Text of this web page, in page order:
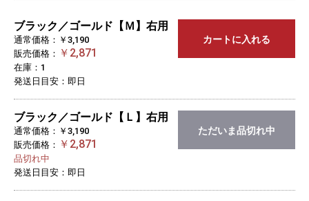
ブラック／ゴールド【Ｍ】右用
通常価格：￥3,190
販売価格： ￥2,871
在庫：1
発送日目安：即日
カートに入れる
ブラック／ゴールド【Ｌ】右用
通常価格：￥3,190
販売価格： ￥2,871
品切れ中
発送日目安：即日
ただいま品切れ中